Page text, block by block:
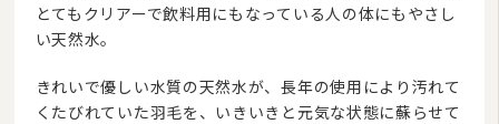
とてもクリアーで飲料用にもなっている人の体にもやさし
い天然水。
きれいで優しい水質の天然水が、長年の使用により汚れて
くたびれていた羽毛を、いきいきと元気な状態に蘇らせて